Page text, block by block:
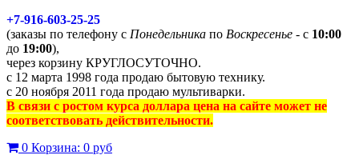
+7-916-603-25-25
(заказы по телефону с Понедельника по Воскресенье - с 10:00
до 19:00),
через корзину КРУГЛОСУТОЧНО.
с 12 марта 1998 года продаю бытовую технику.
с 20 ноября 2011 года продаю мультиварки.
В связи с ростом курса доллара цена на сайте может не
соответствовать действительности.
0 Корзина: 0 руб